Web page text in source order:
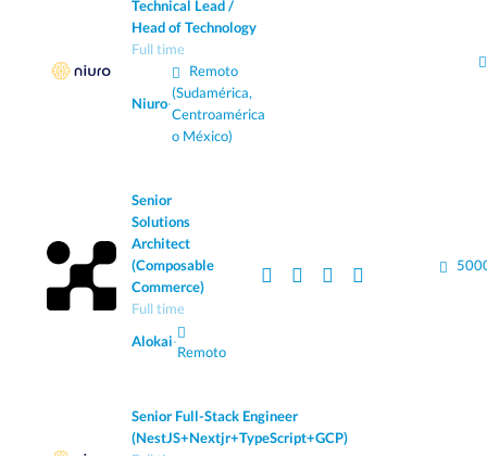
Technical Lead /
Head of Technology
Full time
Niuro·
Remoto
(Sudamérica,
Centroamérica
o México)
Senior
Solutions
Architect
(Composable
Commerce)
Full time
Alokai·
Remoto
Senior Full-Stack Engineer
(NestJS+Nextjr+TypeScript+GCP)